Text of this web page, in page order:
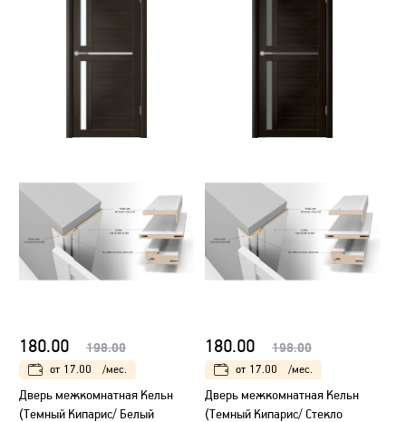
180.00 198.00
от 17.00 /мес.
Дверь межкомнатная Кельн
(Темный Кипарис/ Белый
180.00 198.00
от 17.00 /мес.
Дверь межкомнатная Кельн
(Темный Кипарис/ Стекло